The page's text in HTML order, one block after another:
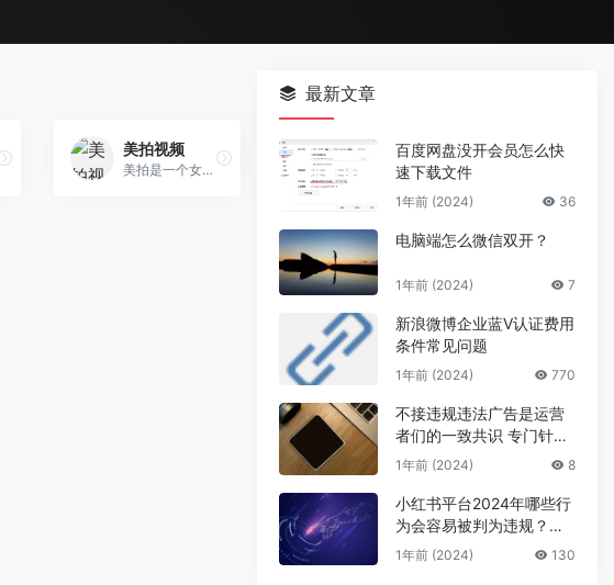
美拍视频
美拍是一个女生非常多的短视频平台，精选了热门、明星、搞笑逗比、女神男神、音乐舞蹈、时尚美妆、美食创意、宝宝萌宠等好玩有趣的短视
最新文章
百度网盘没开会员怎么快
速下载文件
1年前 (2024) 36
电脑端怎么微信双开？
1年前 (2024) 7
新浪微博企业蓝V认证费用
条件常见问题
1年前 (2024) 770
不接违规违法广告是运营
者们的一致共识 专门针对
公众号号主的广告骗局
1年前 (2024) 8
小红书平台2024年哪些行
为会容易被判为违规？来
避坑
1年前 (2024) 130